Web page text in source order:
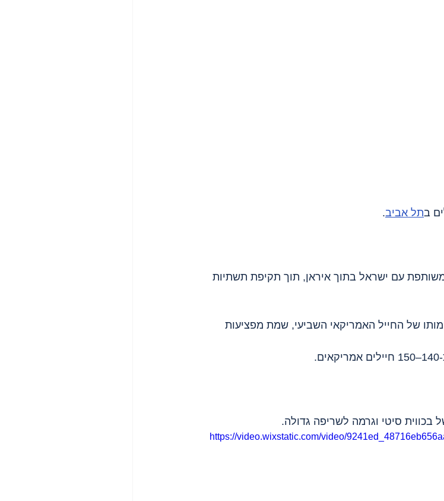
תל אביב.
עם ישראל בתוך איראן, תוך תקיפת תשתיות
של החייל האמריקאי השביעי, שמת מפציעות
בכווית סיטי וגרמה לשריפה גדולה.
https://video.wixstatic.com/video/